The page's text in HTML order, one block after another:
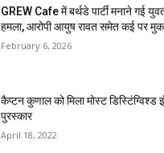
GREW Cafe में बर्थडे पार्टी मनाने गई
हमला, आरोपी आयुष रावत समेत कई पर
February 6, 2026
कैप्टन कुणाल को मिला मोस्ट डिस्टिंग्विश्ड
पुरस्कार
April 18, 2022